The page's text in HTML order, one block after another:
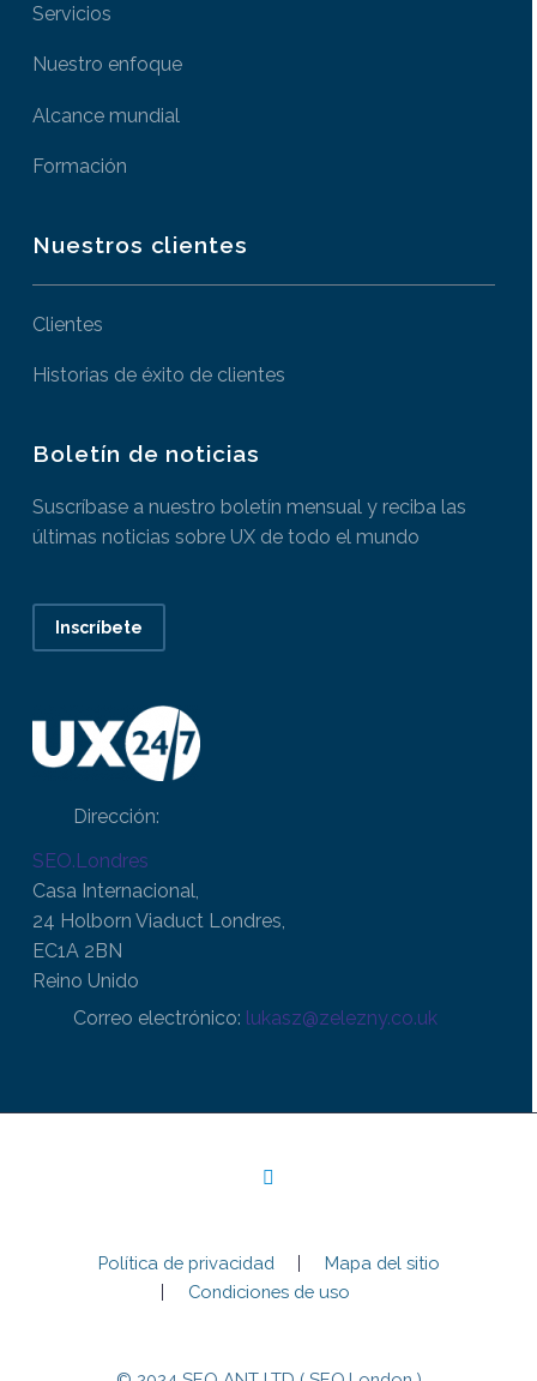
Servicios
Nuestro enfoque
Alcance mundial
Formación
Nuestros clientes
Clientes
Historias de éxito de clientes
Boletín de noticias
Suscríbase a nuestro boletín mensual y reciba las
últimas noticias sobre UX de todo el mundo
Inscríbete
Dirección:
SEO.Londres
Casa Internacional,
24 Holborn Viaduct Londres,
EC1A 2BN
Reino Unido
Correo electrónico: lukasz@zelezny.co.uk
Política de privacidad
Mapa del sitio
Condiciones de uso